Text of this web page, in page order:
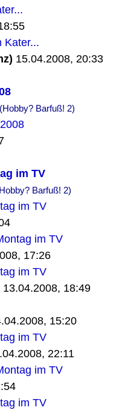
Kater...
15.04.2008, 20:33
(Hobby? Barfuß! 2)
im TV
Barfuß! 2)
im TV
im TV
17:26
im TV
13.04.2008, 18:49
15:20
im TV
22:11
im TV
im TV